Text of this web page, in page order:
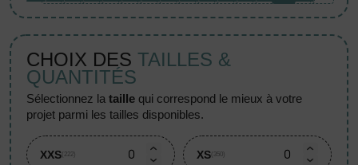
CHOIX DES TAILLES &
QUANTITÉS
sélectionnez lataille qui correspond le mieux à votre
projet parmi les tailles disponibles.
XXS (222) XS (350)